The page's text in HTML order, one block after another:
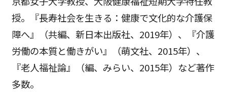
授。『長寿社会を生きる：健康で文化的な介護保
障へ』（共編、新日本出版社、2019年）、『介護
労働の本質と働きがい』（萌文社、2015年）、
『老人福祉論』（編、みらい、2015年）など著作
多数。